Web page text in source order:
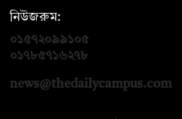
নিউজরুম:
০১৫৭২০৯৯১০৫
০১৭৮৫৭১৬২৭৮
news@thedailycampus.com